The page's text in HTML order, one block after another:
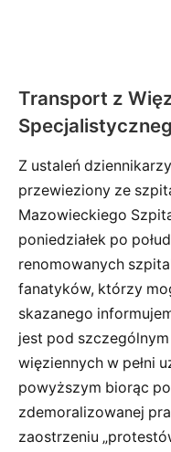
Transport z
Z ustaleń
przewieziony ze
Mazowieckiego
poniedziałek po
renomowanych
fanatyków, którzy
skazanego
jest pod
więziennych w pełni
powyższym biorąc
zdemoralizowanej
zaostrzeniu